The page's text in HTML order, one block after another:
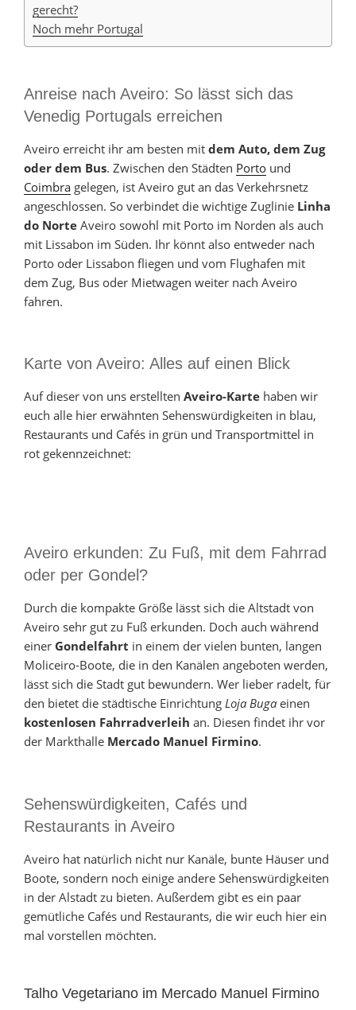
gerecht?
Noch mehr Portugal
Anreise nach Aveiro: So lässt sich das
Venedig Portugals erreichen
Aveiro erreicht ihr am besten mit dem Auto, dem Zug
oder dem Bus. Zwischen den Städten Porto und
Coimbra gelegen, ist Aveiro gut an das Verkehrsnetz
angeschlossen. So verbindet die wichtige Zuglinie Linha
do Norte Aveiro sowohl mit Porto im Norden als auch
mit Lissabon im Süden. Ihr könnt also entweder nach
Porto oder Lissabon fliegen und vom Flughafen mit
dem Zug, Bus oder Mietwagen weiter nach Aveiro
fahren.
Karte von Aveiro: Alles auf einen Blick
Auf dieser von uns erstellten Aveiro-Karte haben wir
euch alle hier erwähnten Sehenswürdigkeiten in blau,
Restaurants und Cafés in grün und Transportmittel in
rot gekennzeichnet:
Aveiro erkunden: Zu Fuß, mit dem Fahrrad
oder per Gondel?
Durch die kompakte Größe lässt sich die Altstadt von
Aveiro sehr gut zu Fuß erkunden. Doch auch während
einer Gondelfahrt in einem der vielen bunten, langen
Moliceiro-Boote, die in den Kanälen angeboten werden,
lässt sich die Stadt gut bewundern. Wer lieber radelt, für
den bietet die städtische Einrichtung Loja Buga einen
kostenlosen Fahrradverleih an. Diesen findet ihr vor
der Markthalle Mercado Manuel Firmino.
Sehenswürdigkeiten, Cafés und
Restaurants in Aveiro
Aveiro hat natürlich nicht nur Kanäle, bunte Häuser und
Boote, sondern noch einige andere Sehenswürdigkeiten
in der Alstadt zu bieten. Außerdem gibt es ein paar
gemütliche Cafés und Restaurants, die wir euch hier ein
mal vorstellen möchten.
Talho Vegetariano im Mercado Manuel Firmino